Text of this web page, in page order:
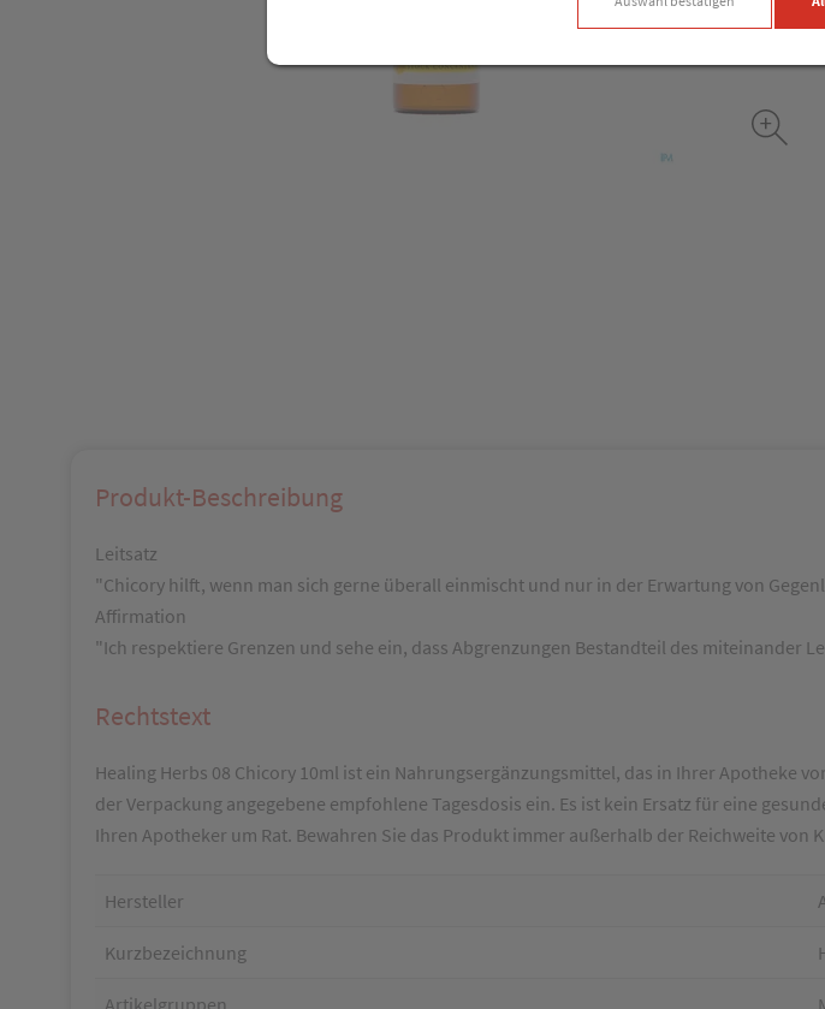
Produkt-Beschreibung
Leitsatz
"Chicory hilft, wenn man sich gerne überall einmischt und nur in der Erwartung von
Affirmation
"Ich respektiere Grenzen und sehe ein, dass Abgrenzungen Bestandteil des miteinander
Rechtstext
Healing Herbs 08 Chicory 10ml ist ein Nahrungsergänzungsmittel, das in Ihrer Apotheke
der Verpackung angegebene empfohlene Tagesdosis ein. Es ist kein Ersatz für eine
Ihren Apotheker um Rat. Bewahren Sie das Produkt immer außerhalb der Reichweite von
Hersteller
Kurzbezeichnung
Artikelgruppen